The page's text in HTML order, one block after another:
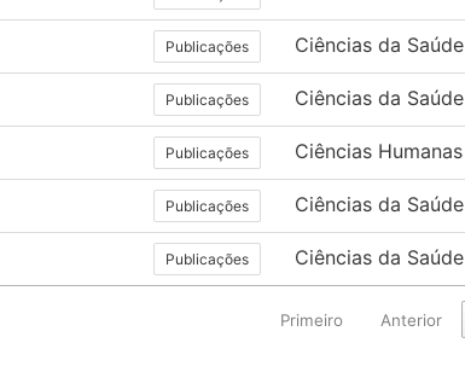
Publicações Ciências da Saúde
Publicações Ciências da Saúde
Publicações Ciências Humanas
Publicações Ciências da Saúde
Publicações Ciências da Saúde
Primeiro Anterior